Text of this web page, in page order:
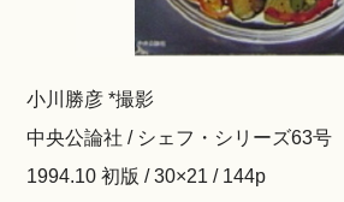
小川勝彦 *撮影
中央公論社 / シェフ・シリーズ63号
1994.10 初版 / 30×21 / 144p